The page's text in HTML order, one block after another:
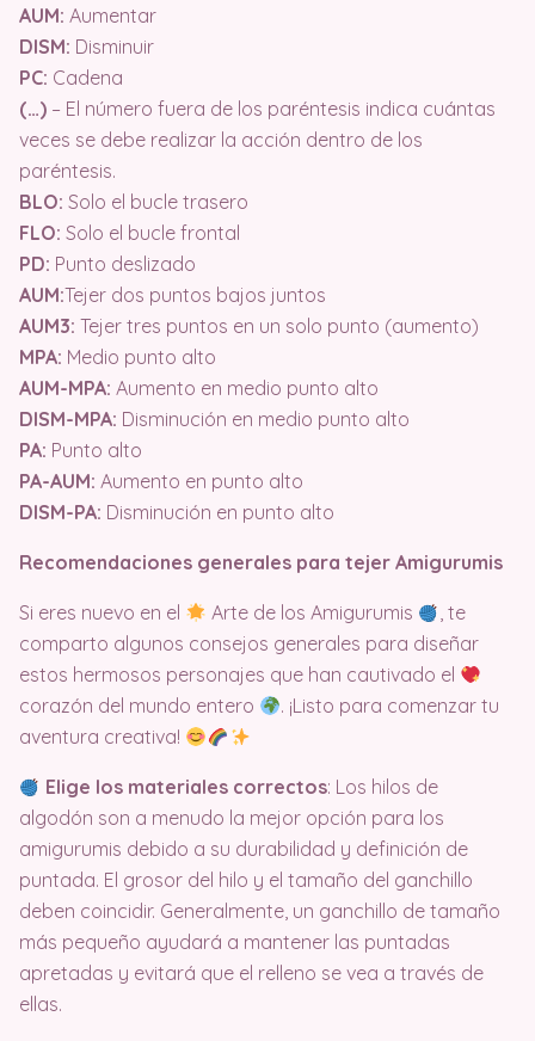
AUM: Aumentar
DISM: Disminuir
PC: Cadena
(…) – El número fuera de los paréntesis indica cuántas
veces se debe realizar la acción dentro de los
paréntesis.
BLO: Solo el bucle trasero
FLO: Solo el bucle frontal
PD: Punto deslizado
AUM:Tejer dos puntos bajos juntos
AUM3: Tejer tres puntos en un solo punto (aumento)
MPA: Medio punto alto
AUM-MPA: Aumento en medio punto alto
DISM-MPA: Disminución en medio punto alto
PA: Punto alto
PA-AUM: Aumento en punto alto
DISM-PA: Disminución en punto alto
Recomendaciones generales para tejer Amigurumis
Si eres nuevo en el Arte de los Amigurumis
, te
comparto algunos consejos generales para diseñar
estos hermosos personajes que han cautivado el
corazón del mundo entero
. ¡Listo para comenzar tu
aventura creativa!
Elige los materiales correctos: Los hilos de
algodón son a menudo la mejor opción para los
amigurumis debido a su durabilidad y definición de
puntada. El grosor del hilo y el tamaño del ganchillo
deben coincidir. Generalmente, un ganchillo de tamaño
más pequeño ayudará a mantener las puntadas
apretadas y evitará que el relleno se vea a través de
ellas.